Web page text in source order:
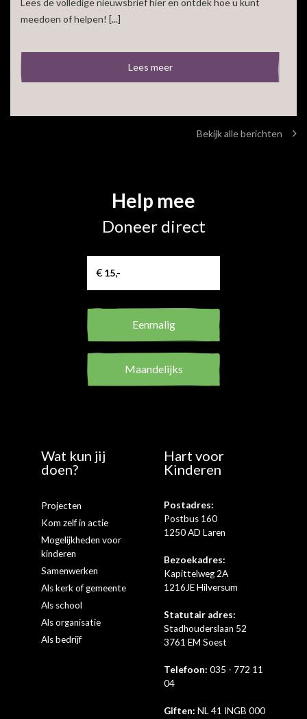
meedoen of helpen! [...]
Lees meer
Bekijk alle berichten
Help mee
Doneer direct
Eenmalig
Maandelijks
Wat kun jij
doen?
Projecten
Kom zelf in actie
Mogelijkheden voor
kinderen
Samenwerken
Als kerk of gemeente
Als school
Als organisatie
Als bedrijf
Hart voor
Kinderen
Postadres:
Postbus 160
1250 AD Laren
Bezoekadres:
Kapittelweg 2A
1216JE Hilversum
Statutair adres:
Stadhouderslaan 52
3761 EM Soest
Telefoon: 035 - 772 11
04
Giften: NL 41 INGB 000